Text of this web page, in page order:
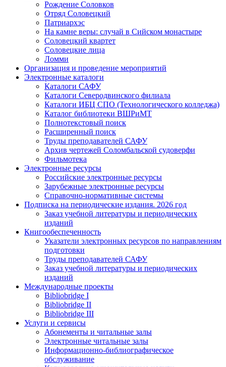
Рождение Соловков
Отряд Соловецкий
Патриархэс
На камне веры: случай в Сийском монастыре
Соловецкий квартет
Соловецкие лица
Ломми
Организация и проведение мероприятий
Электронные каталоги
Каталоги САФУ
Каталоги Северодвинского филиала
Каталоги ИБЦ СПО (Технологического колледжа)
Каталог библиотеки ВШРиМТ
Полнотекстовый поиск
Расширенный поиск
Труды преподавателей САФУ
Архив чертежей Соломбальской судоверфи
Фильмотека
Электронные ресурсы
Российские электронные ресурсы
Зарубежные электронные ресурсы
Справочно-нормативные системы
Подписка на периодические издания. 2026 год
Заказ учебной литературы и периодических
изданий
Книгообеспеченность
Указатели электронных ресурсов по направлениям
подготовки
Труды преподавателей САФУ
Заказ учебной литературы и периодических
изданий
Международные проекты
Bibliobridge I
Bibliobridge II
Bibliobridge III
Услуги и сервисы
Абонементы и читальные залы
Электронные читальные залы
Информационно-библиографическое
обслуживание